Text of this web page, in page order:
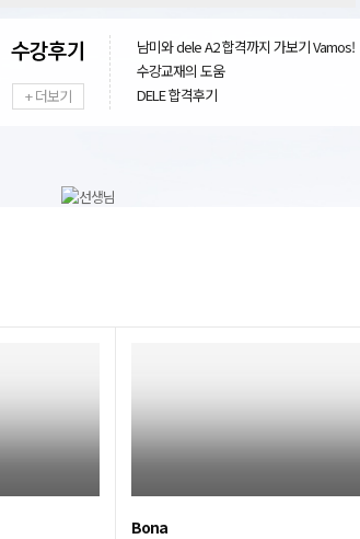
+ 더보기
남미와 dele A2 합격까지 가보기 Vamos!
수강교재의 도움
DELE 합격후기
Bona